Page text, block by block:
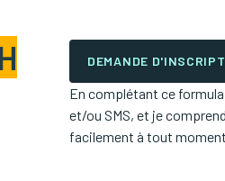
DEMANDE
En complétant ce
et/ou SMS, et je
facilement à tout